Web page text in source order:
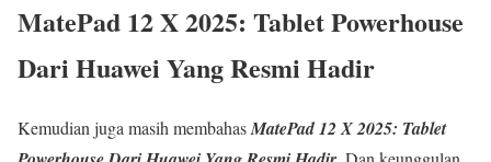
MatePad 12 X 2025: Tablet Powerhouse
Dari Huawei Yang Resmi Hadir
Kemudian juga masih membahasMatePad 12 X 2025: Tablet